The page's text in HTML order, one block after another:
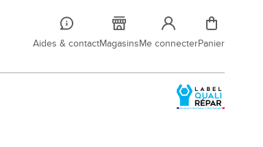
Aides & contactMagasinsMe connecterPanier